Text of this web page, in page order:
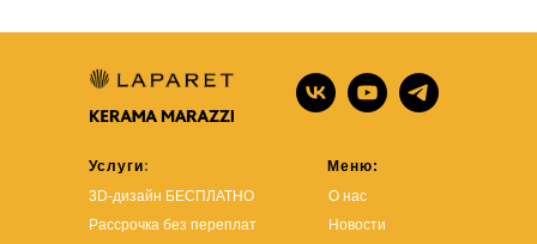
Услуги:
3D-дизайн БЕСПЛАТНО
Рассрочка без переплат
Меню:
О нас
Новости